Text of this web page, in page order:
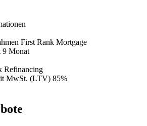
First Rank Mortgage
9 Monat
Refinancing
MwSt. (LTV) 85%